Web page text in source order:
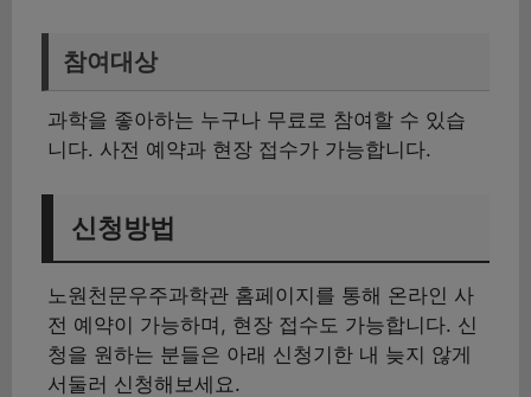
참여대상
과학을 좋아하는 누구나 무료로 참여할 수 있습
니다. 사전 예약과 현장 접수가 가능합니다.
신청방법
노원천문우주과학관 홈페이지를 통해 온라인 사
전 예약이 가능하며, 현장 접수도 가능합니다. 신
청을 원하는 분들은 아래 신청기한 내 늦지 않게
서둘러 신청해보세요.